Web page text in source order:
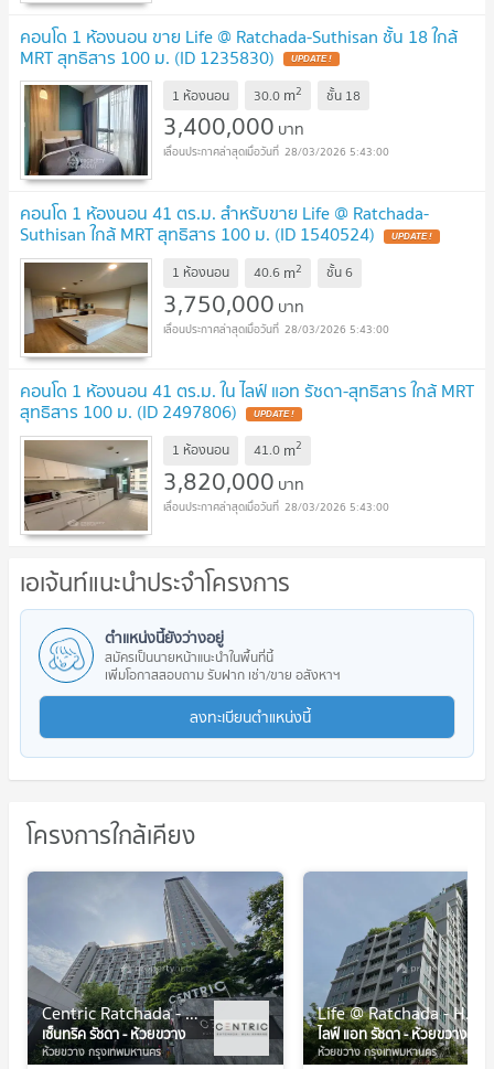
คอนโด 1 ห้องนอน ขาย Life @ Ratchada-Suthisan ชั้น 18 ใกล้
MRT สุทธิสาร 100 ม. (ID 1235830)
1 ห้องนอน 30.0 m2 ชั้น 18
3,400,000 บาท
28/03/2026 5:43:00
คอนโด 1 ห้องนอน 41 ตร.ม. สำหรับขาย Life @ Ratchada-
Suthisan ใกล้ MRT สุทธิสาร 100 ม. (ID 1540524)
1 ห้องนอน 40.6 m2 ชั้น6
3,750,000 บาท
28/03/2026 5:43:00
คอนโด 1 ห้องนอน 41 ตร.ม. ใน ไลฟ์ แอท รัชดา-สุทธิสาร ใกล้ MRT
สุทธิสาร 100 ม. (ID 2497806)
1 ห้องนอน 41.0 m2
3,820,000 บาท
28/03/2026 5:43:00
เอเจ้นท์แนะนำประจำโครงการ
ตำแหน่งนี้ยังว่างอยู่
สมัครเป็นนายหน้าแนะนำในพื้นที่นี้
เพิ่มโอกาสสอบถาม รับฝาก เช่า/ขาย อสังหาฯ
ลงทะเบียนตำแหน่งนี้
โครงการใกล้เคียง
Centric Ratchada - Huai Khwang
เซ็นทริค รัชดา - ห้วยขวาง
ห้วยขวาง กรุงเทพมหานคร
Life @ Ratchada - Huay Kwang
ไลฟ์ แอท รัชดา - ห้วยขวาง
ห้วยขวาง กรุงเทพมหานคร